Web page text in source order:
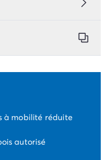
à mobilité réduite
autorisé